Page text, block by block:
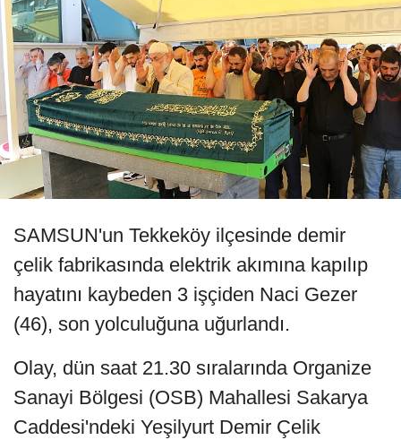
SAMSUN'un Tekkeköy ilçesinde demir
çelik fabrikasında elektrik akımına kapılıp
hayatını kaybeden 3 işçiden Naci Gezer
(46), son yolculuğuna uğurlandı.
Olay, dün saat 21.30 sıralarında Organize
Sanayi Bölgesi (OSB) Mahallesi Sakarya
Caddesi'ndeki Yeşilyurt Demir Çelik